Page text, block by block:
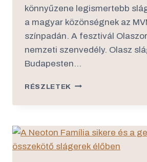
könnyűzene legismertebb
a magyar közönségnek az
színpadán. A fesztivál
nemzeti szenvedély. Olasz
Budapesten…
RÉSZLETEK